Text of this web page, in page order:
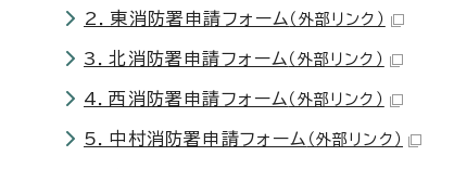
2．東消防署申請フォーム （外部リンク）
3．北消防署申請フォーム （外部リンク）
4．西消防署申請フォーム （外部リンク）
5．中村消防署申請フォーム （外部リンク）